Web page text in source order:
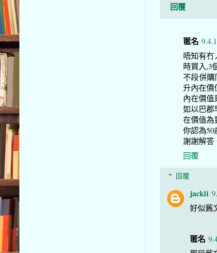
回覆
匿名
唔知有冇
時買入,3
不段併
升內在價
內在價值
如以巴郡
在價值為
你認為50
謝謝解答
回覆
回覆
jackli
好似舊
匿名